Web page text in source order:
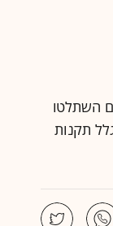
השתלטו
תקנות